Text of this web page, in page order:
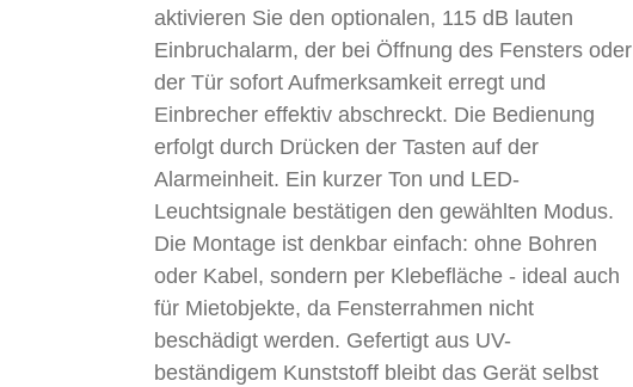
aktivieren Sie den optionalen, 115 dB lauten
Einbruchalarm, der bei Öffnung des Fensters oder
der Tür sofort Aufmerksamkeit erregt und
Einbrecher effektiv abschreckt. Die Bedienung
erfolgt durch Drücken der Tasten auf der
Alarmeinheit. Ein kurzer Ton und LED-
Leuchtsignale bestätigen den gewählten Modus.
Die Montage ist denkbar einfach: ohne Bohren
oder Kabel, sondern per Klebefläche - ideal auch
für Mietobjekte, da Fensterrahmen nicht
beschädigt werden. Gefertigt aus UV-
beständigem Kunststoff bleibt das Gerät selbst